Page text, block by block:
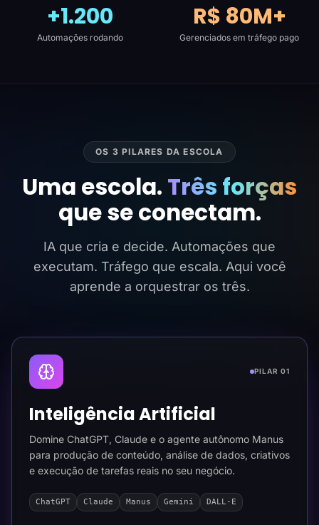
+1.200
Automações rodando
R$ 80M+
Gerenciados em tráfego pago
OS 3 PILARES DA ESCOLA
Uma escola. Três forças
que se conectam.
IA que cria e decide. Automações que
executam. Tráfego que escala. Aqui você
aprende a orquestrar os três.
PILAR 01
Inteligência Artificial
Domine ChatGPT, Claude e o agente autônomo Manus
para produção de conteúdo, análise de dados, criativos
e execução de tarefas reais no seu negócio.
ChatGPT Claude Manus Gemini DALL-E